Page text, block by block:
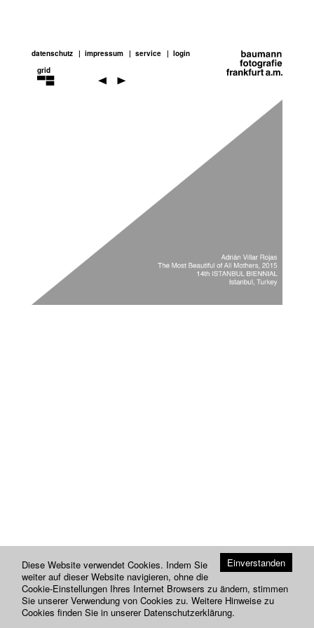
datenschutz impressum service
login
grid
Einverstanden
Diese Website verwendet Cookies. Indem Sie
weiter auf dieser Website navigieren, ohne die
Cookie-Einstellungen Ihres Internet Browsers zu ändern, stimmen
Sie unserer Verwendung von Cookies zu. Weitere Hinweise zu
Cookies finden Sie in unserer Datenschutzerklärung.